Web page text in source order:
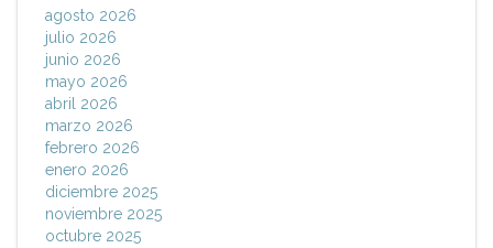
agosto 2026
julio 2026
junio 2026
mayo 2026
abril 2026
marzo 2026
febrero 2026
enero 2026
diciembre 2025
noviembre 2025
octubre 2025